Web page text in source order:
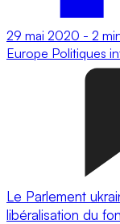
29 mai 2020 - 2
Europe Politiques
Le Parlement
libéralisation du